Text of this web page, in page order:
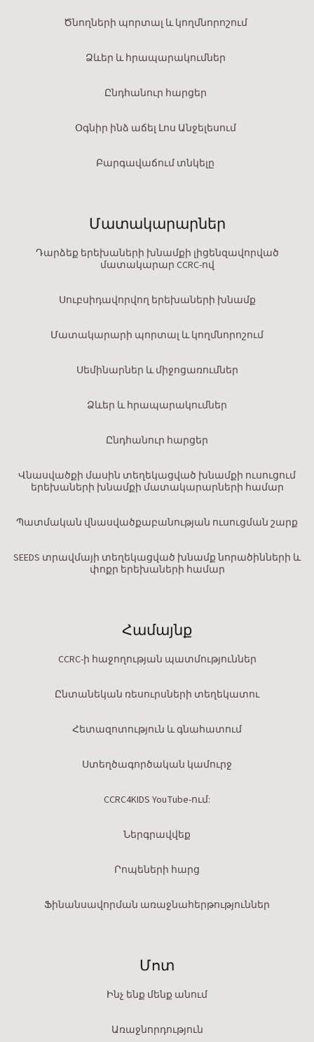
Ծնողների պորտալ և կողմնորոշում
Ձևեր և հրապարակումներ
Ընդհանուր հարցեր
Օգնիր ինձ աճել Լոս Անջելեսում
Բարգավաճում տնկելը
Մատակարարներ
Դարձեք երեխաների խնամքի լիցենզավորված
մատակարար CCRC-ով
Սուբսիդավորվող երեխաների խնամք
Մատակարարի պորտալ և կողմնորոշում
Սեմինարներ և միջոցառումներ
Ձևեր և հրապարակումներ
Ընդհանուր հարցեր
Վնասվածքի մասին տեղեկացված խնամքի ուսուցում
երեխաների խնամքի մատակարարների համար
Պատմական վնասվածքաբանության ուսուցման շարք
SEEDS տրավմայի տեղեկացված խնամք նորածինների և
փոքր երեխաների համար
Համայնք
CCRC-ի հաջողության պատմություններ
Ընտանեկան ռեսուրսների տեղեկատու
Հետազոտություն և գնահատում
Ստեղծագործական կամուրջ
CCRC4KIDS YouTube-ում:
Ներգրավվեք
Րոպեների հարց
Ֆինանսավորման առաջնահերթություններ
Մոտ
Ինչ ենք մենք անում
Առաջնորդություն